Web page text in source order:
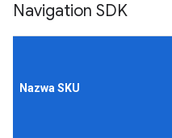
Navigation SDK
Nazwa SKU